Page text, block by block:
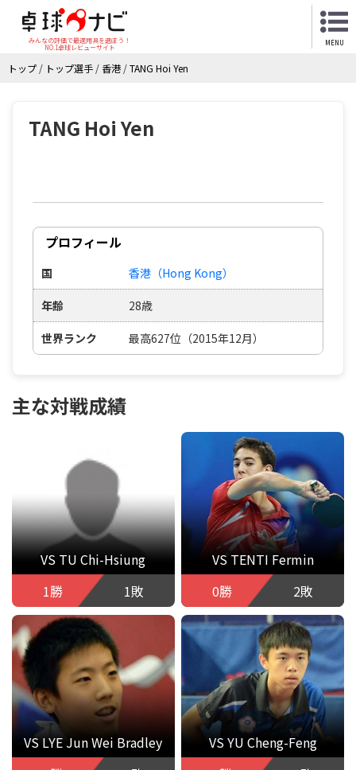
みんなの評価で最適用具を選ぼう！
NO.1卓球レビューサイト
MENU
トップ / トップ選手 / 香港 /TANG Hoi Yen
TANG Hoi Yen
プロフィール
国 香港（Hong Kong）
年齢 28歳
世界ランク 最高627位（2015年12月）
主な対戦成績
VS TU Chi-Hsiung
1勝
1敗
VS TENTI Fermin
0勝
2敗
VS LYE Jun Wei Bradley
VS YU Cheng-Feng